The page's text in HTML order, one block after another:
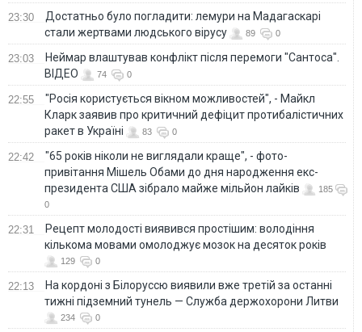
23:30
Достатньо було погладити: лемури на Мадагаскарі
стали жертвами людського вірусу
89 0
23:03
Неймар влаштував конфлікт після перемоги "Сантоса".
ВІДЕО
74 0
22:55
"Росія користується вікном можливостей", - Майкл
Кларк заявив про критичний дефіцит протибалістичних
ракет в Україні
83 0
22:42
"65 років ніколи не виглядали краще", - фото-
привітання Мішель Обами до дня народження екс-
президента США зібрало майже мільйон лайків
185
0
22:31
Рецепт молодості виявився простішим: володіння
кількома мовами омолоджує мозок на десяток років
129 0
22:13
На кордоні з Білоруссю виявили вже третій за останні
тижні підземний тунель — Служба держохорони Литви
234 0